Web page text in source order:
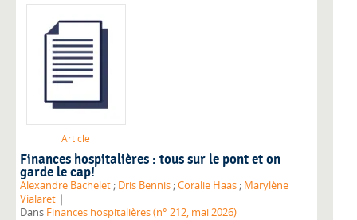
Article
Finances hospitalières : tous sur le pont et on
garde le cap!
Alexandre Bachelet ; Dris Bennis ;Coralie Haas ; Marylène
Vialaret |
Dans Finances hospitalières (n° 212, mai 2026)